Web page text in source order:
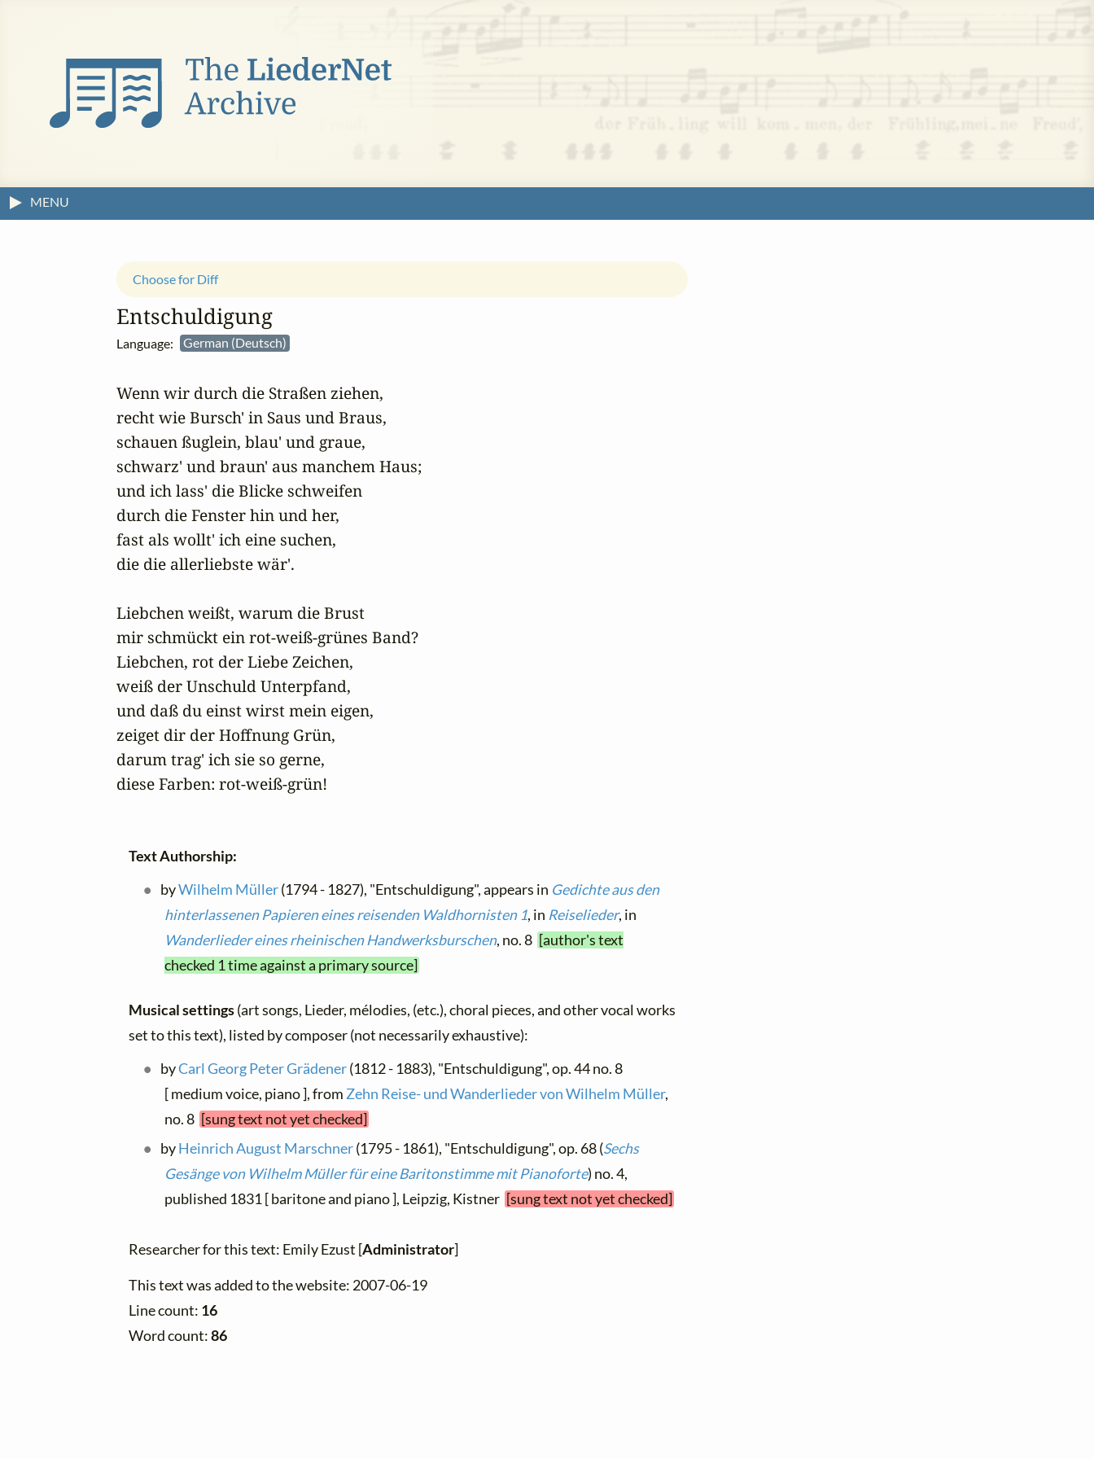
MENU
Entschuldigung
Language: German (Deutsch)
Choose for Diff
Wenn wir durch die Straßen ziehen,
recht wie Bursch' in Saus und Braus,
schauen ßuglein, blau' und graue,
schwarz' und braun' aus manchem Haus;
und ich lass' die Blicke schweifen
durch die Fenster hin und her,
fast als wollt' ich eine suchen,
die die allerliebste wär'.
Liebchen weißt, warum die Brust
mir schmückt ein rot-weiß-grünes Band?
Liebchen, rot der Liebe Zeichen,
weiß der Unschuld Unterpfand,
und daß du einst wirst mein eigen,
zeiget dir der Hoffnung Grün,
darum trag' ich sie so gerne,
diese Farben: rot-weiß-grün!
Text Authorship:
byWilhelm Müller(1794 - 1827), "Entschuldigung", appears in Gedichte aus den
hinterlassenen Papieren eines reisenden Waldhornisten 1, in Reiselieder, in
Wanderlieder eines rheinischen Handwerksburschen, no. 8 [author's text
checked 1 time against a primary source]
Musical settings(art songs, Lieder, mélodies, (etc.), choral pieces, and other vocal works
set to this text), listed by composer (not necessarily exhaustive):
byCarl Georg Peter Grädener(1812 - 1883), "Entschuldigung", op. 44 no. 8
[ medium voice, piano ], from Zehn Reise- und Wanderlieder von Wilhelm Müller,
no. 8 [sung text not yet checked]
byHeinrich August Marschner(1795 - 1861), "Entschuldigung", op. 68 (Sechs
Gesänge von Wilhelm Müller für eine Baritonstimme mit Pianoforte) no. 4,
published 1831 [ baritone and piano ], Leipzig, Kistner [sung text not yet checked]
Researcher for this text: Emily Ezust [Administrator]
This text was added to the website: 2007-06-19
Line count: 16
Word count:86